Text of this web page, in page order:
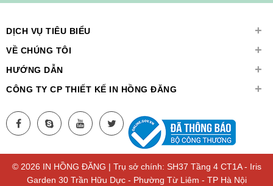
DỊCH VỤ TIÊU BIỂU +
VỀ CHÚNG TÔI +
HƯỚNG DẪN +
CÔNG TY CP THIẾT KẾ IN HỒNG ĐĂNG +
© 2026 IN HỒNG ĐĂNG | Trụ sở chính: SH37 Tầng 4 CT1A - Iris
Garden 30 Trần Hữu Dực - Phường Từ Liêm - TP Hà Nội